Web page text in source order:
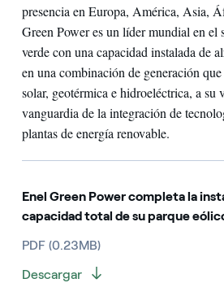
presencia en Europa, América, Asia,
Green Power es un líder mundial en el
verde con una capacidad instalada de
en una combinación de generación
solar, geotérmica e hidroeléctrica, a su
vanguardia de la integración de
plantas de energía renovable.
Enel Green Power completa la
capacidad total de su parque
PDF (0.23MB)
Descargar